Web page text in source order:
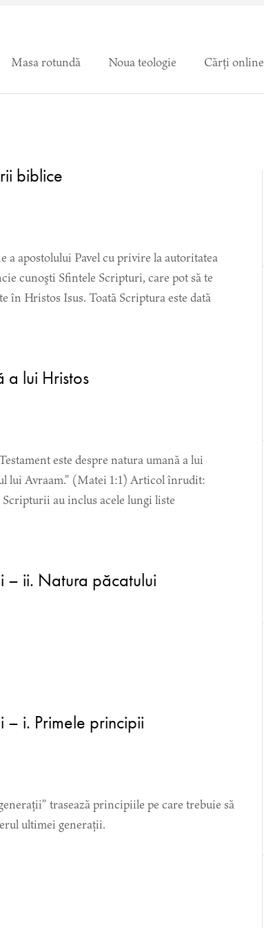
Masa rotundă Noua teologie Cărți online
biblice
apostolului Pavel cu privire la autoritatea
cunoşti Sfintele Scripturi, care pot să te
în Hristos Isus. Toată Scriptura este dată
a lui Hristos
este despre natura umană a lui
lui Avraam.” (Matei 1:1) Articol înrudit:
au inclus acele lungi liste
– ii. Natura păcatului
i. Primele principii
trasează principiile pe care trebuie să
ultimei generații.